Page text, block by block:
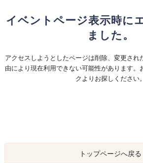
イベントページ表示時に
ました。
アクセスしようとしたページは削除、変更され
由により現在利用できない可能性があります。
クよりお探しください。
トップページへ戻る